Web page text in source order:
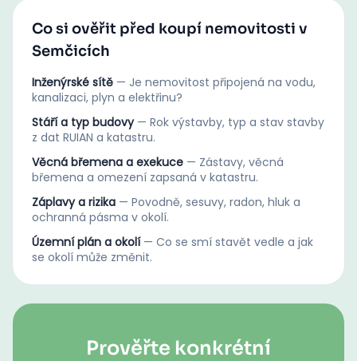
Co si ověřit před koupí nemovitosti v
Semčicích
Inženýrské sítě — Je nemovitost připojená na vodu,
kanalizaci, plyn a elektřinu?
Stáří a typ budovy — Rok výstavby, typ a stav stavby
z dat RUIAN a katastru.
Věcná břemena a exekuce — Zástavy, věcná
břemena a omezení zapsaná v katastru.
Záplavy a rizika — Povodně, sesuvy, radon, hluk a
ochranná pásma v okolí.
Územní plán a okolí — Co se smí stavět vedle a jak
se okolí může změnit.
Prověřte konkrétní